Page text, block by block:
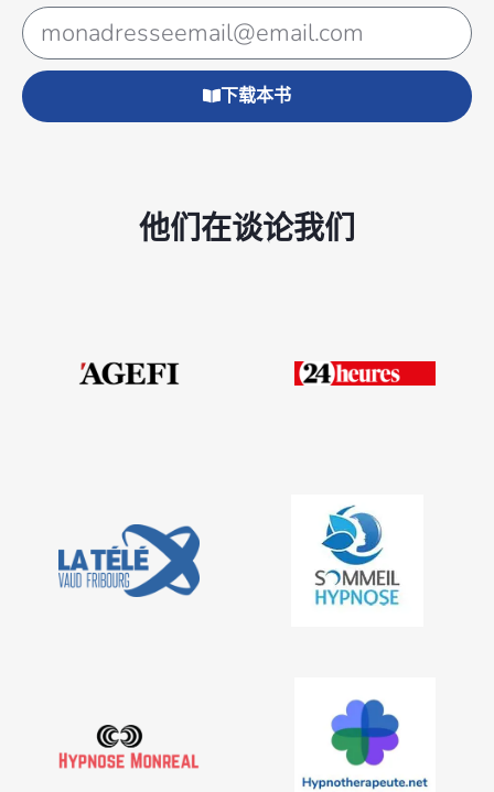
下载本书
他们在谈论我们